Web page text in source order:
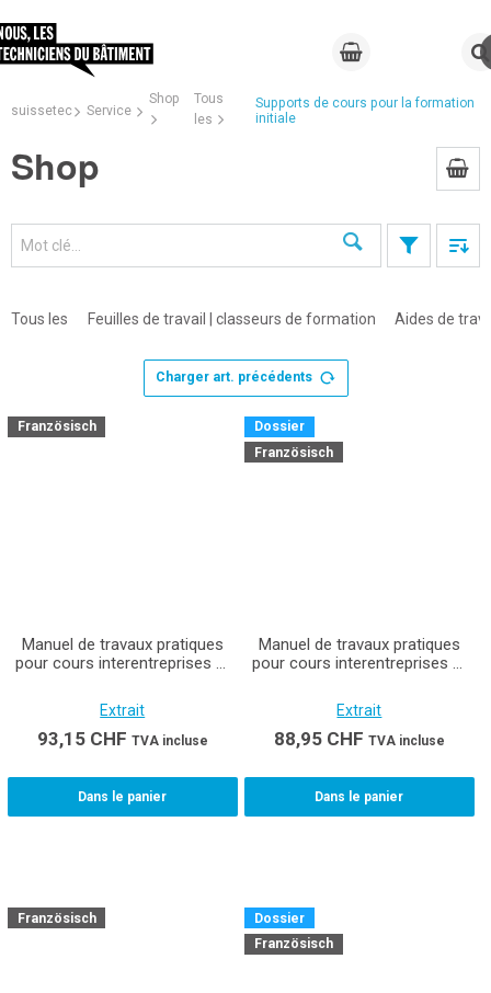
suissetec Service
Shop
Tous
les
Supports de cours pour la formation
initiale
Shop
Recherche
Tous les Feuilles de travail | classeurs de formation Aides de
Charger art. précédents
Französisch
Manuel de travaux pratiques
pour cours interentreprises et
Installatrice / Installateur en
chauffage CFC
Extrait
93,15 CHF TVA incluse
Dans le panier
Dossier
Französisch
Manuel de travaux pratiques
pour cours interentreprises et
Installateur sanitaire CFC
Extrait
88,95 CHF TVA incluse
Dans le panier
Französisch
Dossier
Französisch